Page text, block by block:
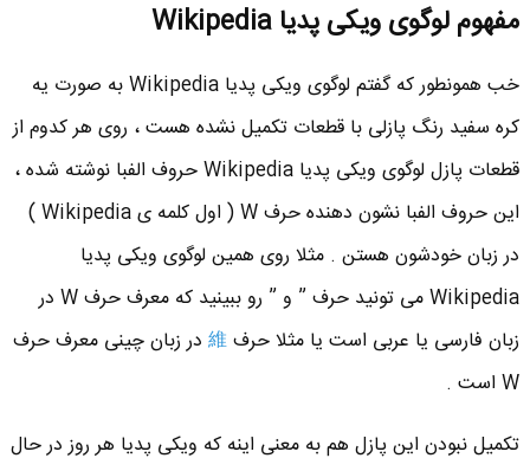
مفهوم لوگوی ویکی پدیا Wikipedia
خب همونطور که گفتم لوگوی ویکی پدیا Wikipedia به صورت یه
کره سفید رنگ پازلی با قطعات تکمیل نشده هست ، روی هر کدوم از
قطعات پازل لوگوی ویکی پدیا Wikipedia حروف الفبا نوشته شده ،
این حروف الفبا نشون دهنده حرف W ( اول کلمه ی Wikipedia )
در زبان خودشون هستن . مثلا روی همین لوگوی ویکی پدیا
Wikipedia می تونید حرف ” و ” رو ببینید که معرف حرف W در
زبان فارسی یا عربی است یا مثلا حرف維در زبان چینی معرف حرف
W است .
تکمیل نبودن این پازل هم به معنی اینه که ویکی پدیا هر روز در حال